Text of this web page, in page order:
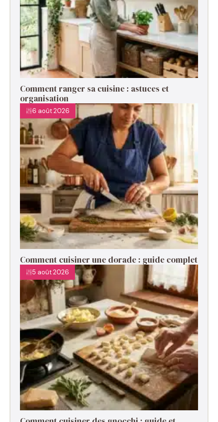
Comment ranger sa cuisine : astuces et
organisation
6 août 2026
Comment cuisiner une dorade : guide complet
5 août 2026